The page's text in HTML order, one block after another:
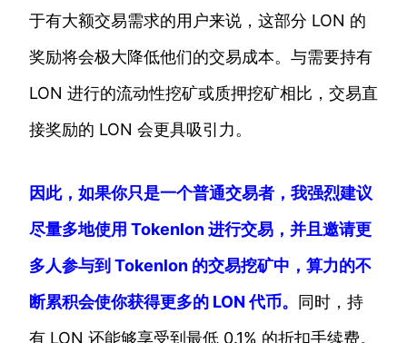
于有大额交易需求的用户来说，这部分 LON 的
奖励将会极大降低他们的交易成本。与需要持有
LON 进行的流动性挖矿或质押挖矿相比，交易直
接奖励的 LON 会更具吸引力。
因此，如果你只是一个普通交易者，我强烈建议
尽量多地使用 Tokenlon 进行交易，并且邀请更
多人参与到 Tokenlon 的交易挖矿中，算力的不
断累积会使你获得更多的 LON 代币。
同时，持
有 LON 还能够享受到最低 0.1% 的折扣手续费。